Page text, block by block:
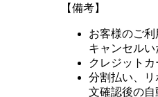
【備考】
お客様のご
キャンセルい
クレジット
分割払い、
文確認後の自